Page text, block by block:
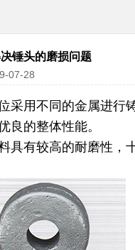
锤头的磨损问题
07-28
采用不同的金属进行
良的整体性能。
有较高的耐磨性，